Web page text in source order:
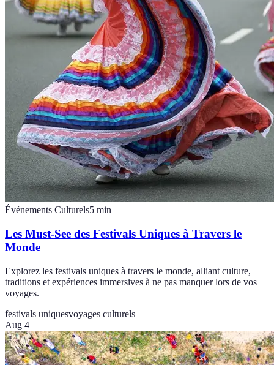
Événements Culturels5 min
Les Must-See des Festivals Uniques à Travers le
Monde
Explorez les festivals uniques à travers le monde, alliant culture,
traditions et expériences immersives à ne pas manquer lors de vos
voyages.
festivals uniquesvoyages culturels
Aug 4